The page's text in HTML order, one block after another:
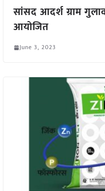
सांसद आदर्श ग्राम
आयोजित
June 3, 2023